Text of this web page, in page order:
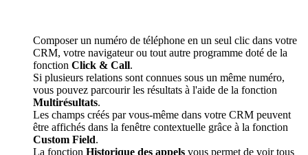
Composer un numéro de téléphone en un seul clic dans votre
CRM, votre navigateur ou tout autre programme doté de la
fonction Click & Call.
Si plusieurs relations sont connues sous un même numéro,
vous pouvez parcourir les résultats à l'aide de la fonction
Multirésultats.
Les champs créés par vous-même dans votre CRM peuvent
être affichés dans la fenêtre contextuelle grâce à la fonction
Custom Field.
La fonction Historique des appels vous permet de voir tous